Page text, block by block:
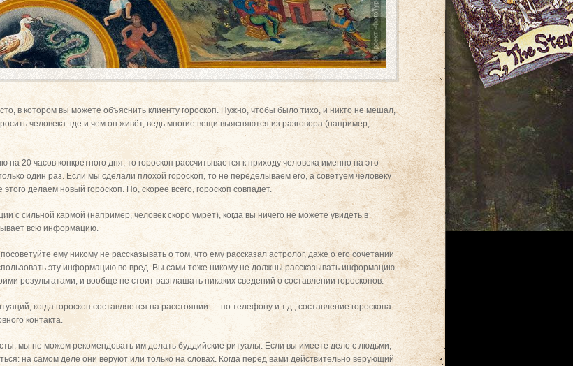
в котором вы можете объяснить клиенту гороскоп. Нужно, чтобы было тихо, и никто не мешал,
человека: где и чем он живёт, ведь многие вещи выясняются из разговора (например,
на 20 часов конкретного дня, то гороскоп рассчитывается к приходу человека именно на это
один раз. Если мы сделали плохой гороскоп, то не переделываем его, а советуем человеку
делаем новый гороскоп. Но, скорее всего, гороскоп совпадёт.
с сильной кармой (например, человек скоро умрёт), когда вы ничего не можете увидеть в
всю информацию.
ему никому не рассказывать о том, что ему рассказал астролог, даже о его сочетании
эту информацию во вред. Вы сами тоже никому не должны рассказывать информацию
результатами, и вообще не стоит разглашать никаких сведений о составлении гороскопов.
когда гороскоп составляется на расстоянии — по телефону и т.д., составление гороскопа
контакта.
мы не можем рекомендовать им делать буддийские ритуалы. Если вы имеете дело с людьми,
на самом деле они веруют или только на словах. Когда перед вами действительно верующий